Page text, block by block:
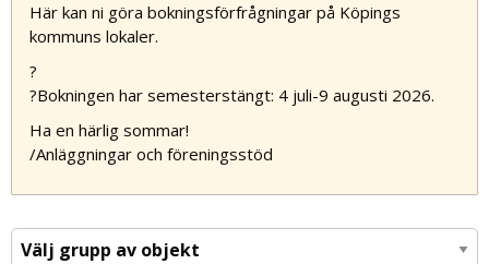
Här kan ni göra bokningsförfrågningar på Köpings
kommuns lokaler.
?
?Bokningen har semesterstängt: 4 juli-9 augusti 2026.
Ha en härlig sommar!
/Anläggningar och föreningsstöd